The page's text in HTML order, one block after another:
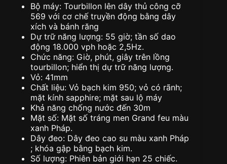
Bộ máy: Tourbillon lên dây thủ công cỡ
569 với cơ chế truyền động bằng dây
xích và bánh răng
Dự trữ năng lượng: 55 giờ; tần số dao
động 18.000 vph hoặc 2,5Hz.
Chức năng: Giờ, phút, giây trên lồng
tourbillon; hiển thị dự trữ năng lượng.
Vỏ: 41mm
Chất liệu: Vỏ bạch kim 950; vỏ có rãnh;
mặt kính sapphire; mặt sau lộ máy
Khả năng chống nước đến 30m
Mặt số: Mặt số tráng men Grand feu màu
xanh Pháp.
Dây đeo: Dây đeo cao su màu xanh Pháp
; khóa gập bằng bạch kim.
Số lượng: Phiên bản giới hạn 25 chiếc.